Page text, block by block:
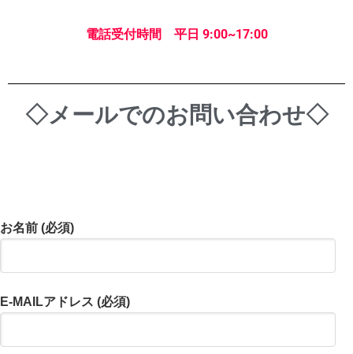
電話受付時間 平日 9:00~17:00
◇メールでのお問い合わせ◇
お名前 (必須)
E-MAILアドレス (必須)